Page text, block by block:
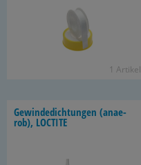
1 Ar­ti­kel
Ge­win­de­dich­tun­gen (an­ae­
rob), LOC­TI­TE